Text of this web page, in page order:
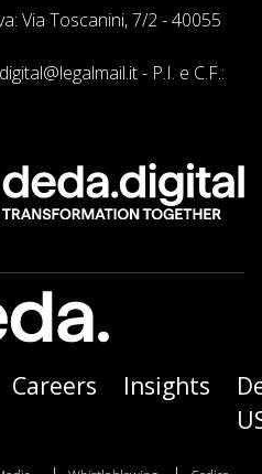
Via Toscanini, 7/2 - 40055
- P.I. e C.F.:
Careers Insights